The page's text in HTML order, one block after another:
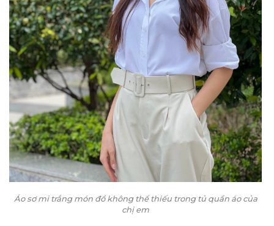
Áo sơ mi trắng món đồ không thể thiếu trong tủ quần áo của
chị em